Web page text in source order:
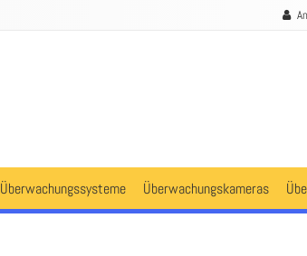
Überwachungssysteme Überwachungskameras